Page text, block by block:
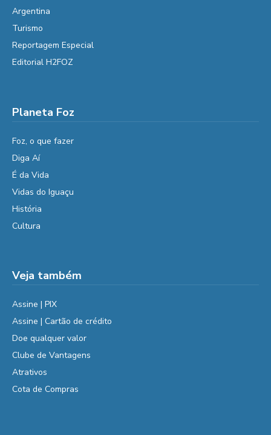
Argentina
Turismo
Reportagem Especial
Editorial H2FOZ
Planeta Foz
Foz, o que fazer
Diga Aí
É da Vida
Vidas do Iguaçu
História
Cultura
Veja também
Assine | PIX
Assine | Cartão de crédito
Doe qualquer valor
Clube de Vantagens
Atrativos
Cota de Compras